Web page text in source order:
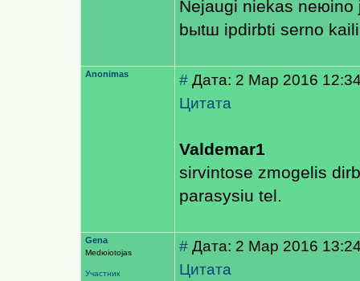
Nejaugi niekas
bыtш iрdirbti serno
Anonimas # Дата: 2 Мар 2016
Цитата
Valdemar1
sirvintose zmogelis
parasysiu tel.
Gena
Medюiotojas
Участник
# Дата: 2 Мар 2016
Цитата